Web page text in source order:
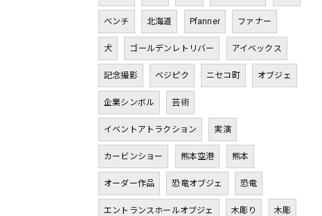
ベンチ 北海道 Pfanner ファナー
犬 ゴールデンレトリバー アイベックス
記念撮影 ベジピク ニセコ町 オブジェ
企業シンボル 芸術
イベントアトラクション 実演
カービンショー 熊本空港 熊本
オーダー作品 恐竜オブジェ 恐竜
エントランスホールオブジェ 木彫り 木彫